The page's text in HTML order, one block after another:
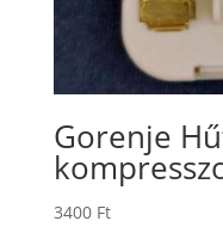
Gorenje
3400 Ft